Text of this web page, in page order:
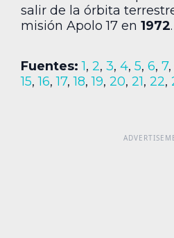
salir de la órbita
misión Apolo 17 en 1972.
Fuentes: 1, 2, 3, 4, 5, 6, 7,
15,16,17,18,19, 20, 21, 22,